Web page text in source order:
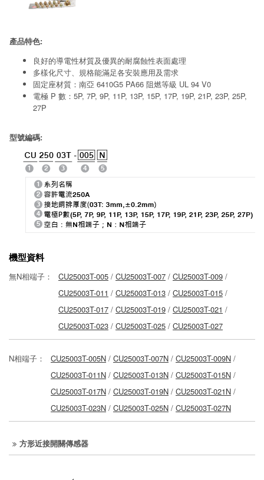
產品特色:
良好的導電性材質及優異的耐腐蝕性表面處理
多樣化尺寸、規格能滿足各安裝應用及需求
固定座材質：南亞 6410G5 PA66 阻燃等級 UL 94 V0
電極 P 數：5P, 7P, 9P, 11P, 13P, 15P, 17P, 19P, 21P, 23P, 25P,
27P
型號編碼:
機型資料
無N相端子： CU25003T-005 / CU25003T-007 / CU25003T-009 /
CU25003T-011 / CU25003T-013 / CU25003T-015 /
CU25003T-017 / CU25003T-019 / CU25003T-021 /
CU25003T-023 / CU25003T-025 / CU25003T-027
N相端子： CU25003T-005N / CU25003T-007N / CU25003T-009N /
CU25003T-011N / CU25003T-013N / CU25003T-015N /
CU25003T-017N / CU25003T-019N / CU25003T-021N /
CU25003T-023N / CU25003T-025N / CU25003T-027N
方形近接開關傳感器